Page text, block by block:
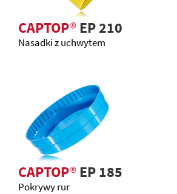
CAPTOP®EP 210
Nasadki z uchwytem
CAPTOP®EP 185
Pokrywy rur